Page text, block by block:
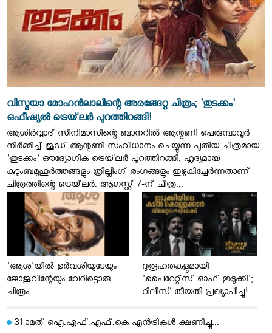
വിസ്മയാ മോഹൻലാലിന്റെ അരങ്ങേറ്റ ചിത്രം; 'തുടക്കം'
ഒഫീഷ്യൽ ട്രെയ്‌ലർ പുറത്തിറങ്ങി!
ആശിർവ്വാദ് സിനിമാസിന്റെ ബാനറിൽ ആന്റണി പെരുമ്പാവൂർ
നിർമ്മിച്ച് ജൂഡ് ആന്റണി സംവിധാനം ചെയ്യുന്ന പുതിയ ചിത്രമായ
'തുടക്കം' ഔദ്യോഗിക ട്രെയ്‌ലർ പുറത്തിറങ്ങി. ഹൃദ്യമായ
കുടുംബമുഹൂർത്തങ്ങളും ത്രില്ലിംഗ് രംഗങ്ങളും ഇഴുകിച്ചേർന്നതാണ്
ചിത്രത്തിന്റെ ട്രെയ്‌ലർ. ആഗസ്റ്റ് 7-ന് ചിത്ര...
'ആശ'യില്‍ ഉര്‍വശിയുടേയും
ജോജുവിന്റേയും വേറിട്ടൊരു
ചിത്രം
ദുരൂഹതകളുമായി
'പൈറേറ്റ്സ് ഓഫ് ഇടുക്കി';
റിലീസ് തീയതി പ്രഖ്യാപിച്ചു!
31-ാമത് ഐ.എഫ്.എഫ്.കെ എന്‍ട്രികള്‍ ക്ഷണിച്ചു...